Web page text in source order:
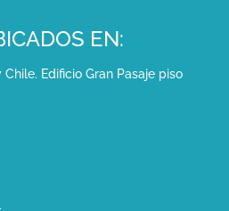
EN:
Edificio Gran Pasaje piso